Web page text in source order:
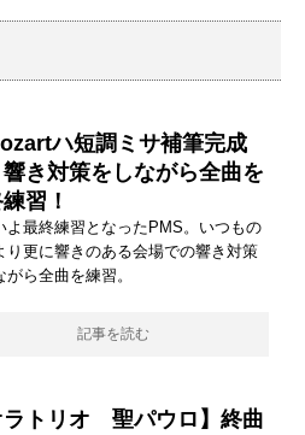
ハ短調ミサ補筆完成
き対策をしながら全曲を
習！
よ最終練習となったPMS。いつもの
り更に響きのある会場での響き対策
がら全曲を練習。
記事を読む
ラトリオ 聖パウロ】終曲